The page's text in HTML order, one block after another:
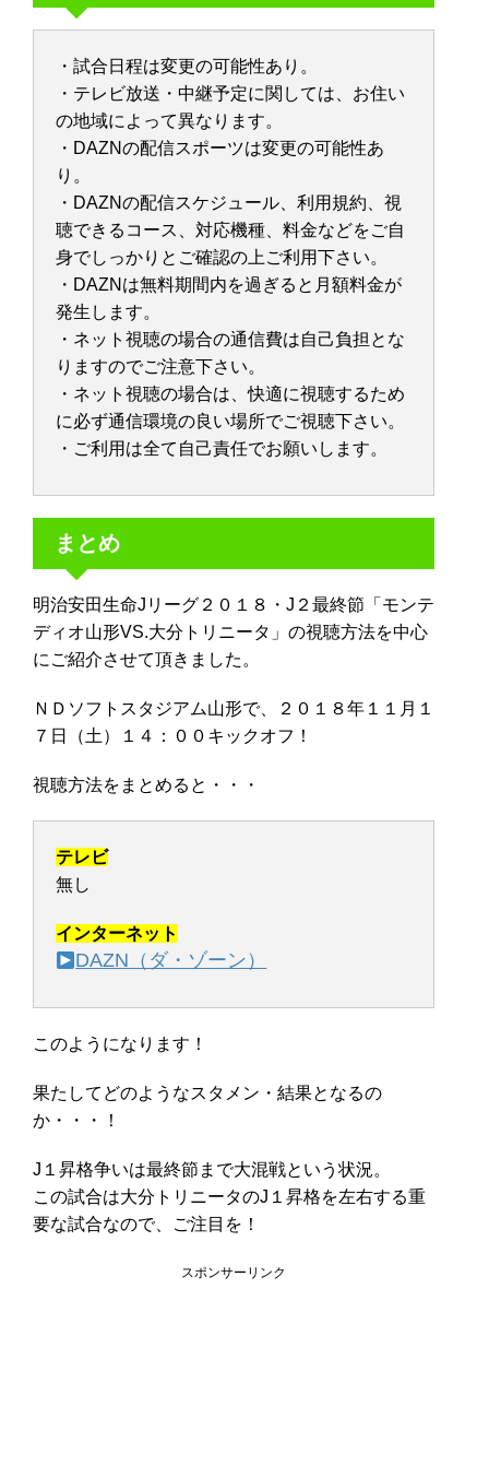
・試合日程は変更の可能性あり。
・テレビ放送・中継予定に関しては、お住い
の地域によって異なります。
・DAZNの配信スポーツは変更の可能性あ
り。
・DAZNの配信スケジュール、利用規約、視
聴できるコース、対応機種、料金などをご自
身でしっかりとご確認の上ご利用下さい。
・DAZNは無料期間内を過ぎると月額料金が
発生します。
・ネット視聴の場合の通信費は自己負担とな
りますのでご注意下さい。
・ネット視聴の場合は、快適に視聴するため
に必ず通信環境の良い場所でご視聴下さい。
・ご利用は全て自己責任でお願いします。
まとめ
明治安田生命Jリーグ２０１８・J２最終節「モンテ
ディオ山形VS.大分トリニータ」の視聴方法を中心
にご紹介させて頂きました。
ＮＤソフトスタジアム山形で、２０１８年１１月１
７日（土）１４：００キックオフ！
視聴方法をまとめると・・・
テレビ
無し
インターネット
DAZN（ダ・ゾーン）
このようになります！
果たしてどのようなスタメン・結果となるの
か・・・！
J１昇格争いは最終節まで大混戦という状況。
この試合は大分トリニータのJ１昇格を左右する重
要な試合なので、ご注目を！
スポンサーリンク